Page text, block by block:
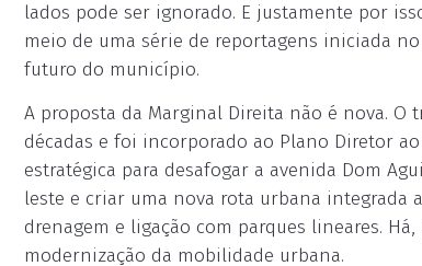
lados pode ser ignorado. E justamente por
meio de uma série de reportagens iniciada
futuro do município.
A proposta da Marginal Direita não é nova.
décadas e foi incorporado ao Plano Diretor
estratégica para desafogar a avenida Dom
leste e criar uma nova rota urbana integrada
drenagem e ligação com parques lineares.
modernização da mobilidade urbana.